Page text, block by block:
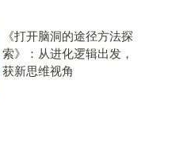
《打开脑洞的途径方法探
索》：从进化逻辑出发，
获新思维视角